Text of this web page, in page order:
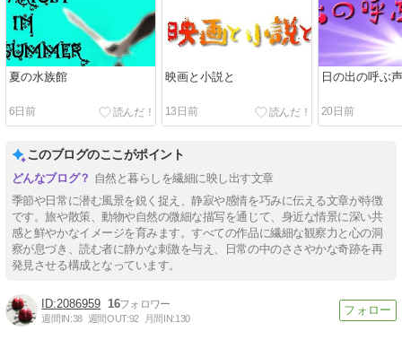
夏の水族館
6日前
映画と小説と
13日前
日の出の呼ぶ
20日前
このブログのここがポイント
自然と暮らしを繊細に映し出す文章
季節や日常に潜む風景を鋭く捉え、静寂や感情を巧みに伝える文章が特徴
です。旅や散策、動物や自然の微細な描写を通じて、身近な情景に深い共
感と鮮やかなイメージを育みます。すべての作品に繊細な観察力と心の洞
察が息づき、読む者に静かな刺激を与え、日常の中のささやかな奇跡を再
発見させる構成となっています。
2086959 16
週間IN:38 週間OUT:92 月間IN:130